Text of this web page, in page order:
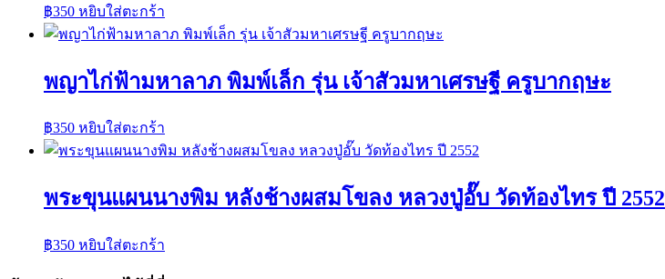
฿350 หยิบใส่ตะกร้า
พญาไก่ฟ้ามหาลาภ พิมพ์เล็ก รุ่น เจ้าสัวมหาเศรษฐี ครูบากฤษะ
฿350 หยิบใส่ตะกร้า
พระขุนแผนนางพิม หลังช้างผสมโขลง หลวงปู่อั๊บ วัดท้องไทร ปี 2552
฿350 หยิบใส่ตะกร้า